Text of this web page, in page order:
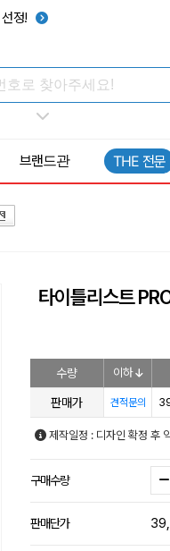
선정!
브랜드관 THE 전문
타이틀리스트
수량 이하
판매가 견적문의
제작일정 : 디자인 확정 후
구매수량
판매단가